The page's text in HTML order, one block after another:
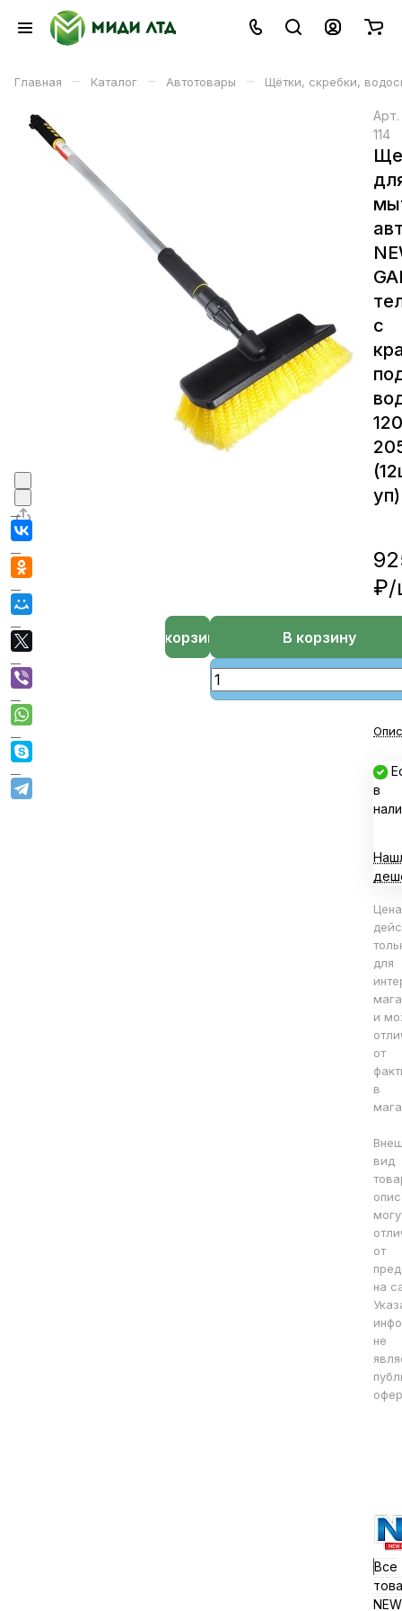
Главная – Каталог – Автотовары – Щётки, скребки,
Арт.
114
с
уп)
₽/
В корзину
В корзине
в
Цена
для
и
от
в
вид
от
на
не
Все
NEW